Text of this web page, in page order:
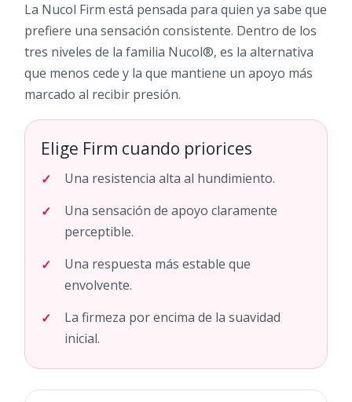
La Nucol Firm está pensada para quien ya sabe que
prefiere una sensación consistente. Dentro de los
tres niveles de la familia Nucol®, es la alternativa
que menos cede y la que mantiene un apoyo más
marcado al recibir presión.
Elige Firm cuando priorices
Una resistencia alta al hundimiento.
Una sensación de apoyo claramente
perceptible.
Una respuesta más estable que
envolvente.
La firmeza por encima de la suavidad
inicial.